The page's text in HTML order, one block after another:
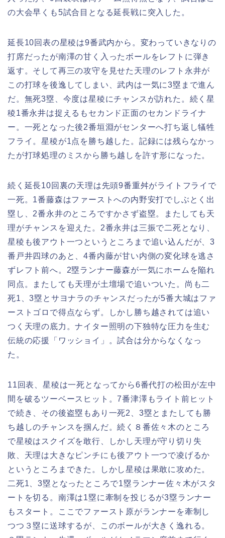
の大会早くも5試合目となる延長戦に突入した。
延長10回表の星稜は9番武内から。変わっていきなりの
打席だったが南澤の甘く入ったボールをレフトに弾き
返す。そして再三の攻守を見せた天理のレフト永井が
この打球を後逸してしまい、武内は一気に3塁まで進ん
だ。無死3塁、今度は星稜にチャンスが訪れた。続く星
稜1番永井は捉えるもセカンド正面のセカンドライナ
ー。一死となった後2番垣淵がセンターへ打ち返し犠牲
フライ。星稜が1点を勝ち越した。記録には残らなかっ
たが打球処理のミスから勝ち越しを許す形になった。
続く延長10回裏の天理は先頭9番重舛がライトフライで
一死。1番藤森はファーストへの内野安打でしぶとく出
塁し、2番永井のところですかさず盗塁。またしても天
理がチャンスを迎えた。2番永井は三振で二死となり、
星稜も後アウト一つというところまで追い込んだが、3
番戸井四球のあと、4番内藤が甘い内側の変化球を逃さ
ずレフト前へ。2塁ランナー藤森が一気にホームを陥れ
同点。またしても天理が土壇場で追いついた。尚も二
死1、3塁とサヨナラのチャンスだったが5番大城はファ
ーストゴロで得点ならず。しかし勝ち越されては追い
つく天理の底力。ナイター照明の下独特な圧力を生む
伝統の応援「ワッショイ」。試合は分からなくなっ
た。
11回表、星稜は一死となってから6番代打の松田が左中
間を破るツーベースヒット。7番津澤もライト前ヒット
で続き、その後盗塁もあり一死2、3塁とまたしても勝
ち越しのチャンスを掴んだ。続く８番佐々木のところ
で星稜はスクイズを敢行、しかし天理が守り切り失
敗、天理は大きなピンチにも後アウト一つで凌げるか
というところまできた。しかし星稜は果敢に攻めた。
二死1、3塁となったところで1塁ランナー佐々木がスタ
ートを切る。南澤は1塁に牽制を投じるが3塁ランナー
もスタート。ここでファースト原がランナーを牽制し
つつ３塁に送球するが、このボールが大きく逸れる。